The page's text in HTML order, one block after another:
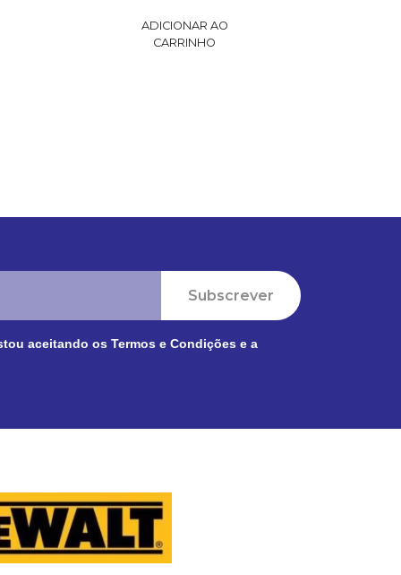
ADICIONAR AO
CARRINHO
Subscrever
aceitando os Termos e Condições e a